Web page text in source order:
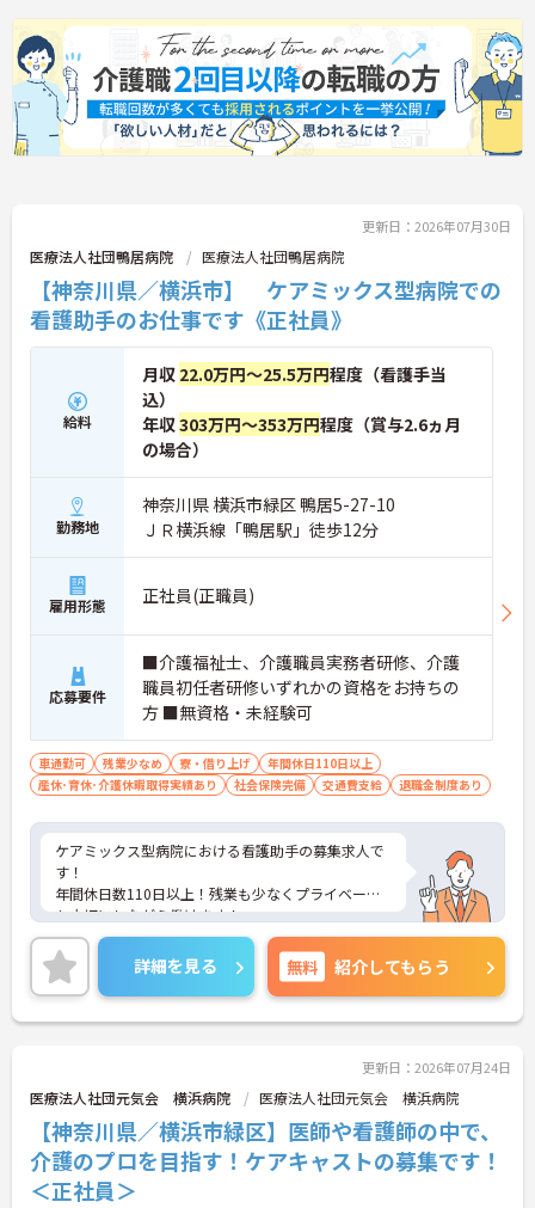
更新日：2026年07月30日
医療法人社団鴨居病院 医療法人社団鴨居病院
【神奈川県／横浜市】 ケアミックス型病院での
看護助手のお仕事です《正社員》
給料
月収 22.0万円～25.5万円程度（看護手当
込）
年収303万円～353万円程度（賞与2.6ヵ月
の場合）
勤務地
神奈川県 横浜市緑区 鴨居5-27-10
ＪＲ横浜線「鴨居駅」徒歩12分
雇用形態 正社員(正職員)
応募要件
■介護福祉士、介護職員実務者研修、介護
職員初任者研修いずれかの資格をお持ちの
方 ■無資格・未経験可
車通勤可 残業少なめ 寮・借り上げ
年間休日110日以上
産休･育休･介護休暇取得実績あり
社会保険完備 交通費支給 退職金制度あり
ケアミックス型病院における看護助手の募集求人で
す！
年間休日数110日以上！残業も少なくプライベート
も大切にしながら働けます！
勉強会にも力を入れており、スキルアップを目指し
ながら働けます！
ご興味ある方には、面接のポイントなど、さらに詳
細をお話致しますのでお気軽にご相談ください。
詳細を見る 無料 紹介してもらう
更新日：2026年07月24日
医療法人社団元気会 横浜病院 医療法人社団元気会 横浜病院
【神奈川県／横浜市緑区】医師や看護師の中で、
介護のプロを目指す！ケアキャストの募集です！
＜正社員＞